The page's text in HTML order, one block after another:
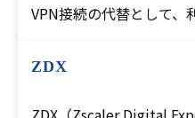
VPN接続の代替として、
ZDX